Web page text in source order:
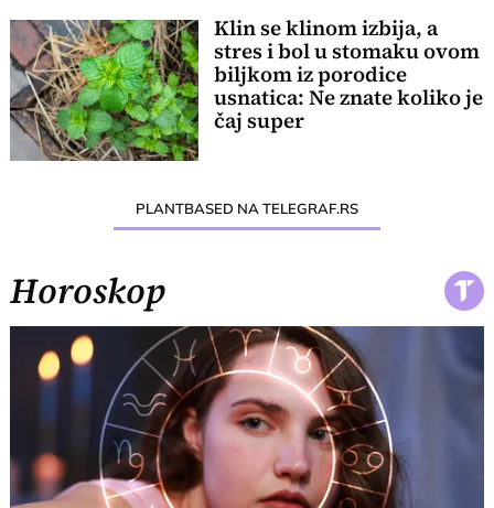
Klin se klinom izbija, a
stres i bol u stomaku ovom
biljkom iz porodice
usnatica: Ne znate koliko je
čaj super
PLANTBASED NA TELEGRAF.RS
Horoskop